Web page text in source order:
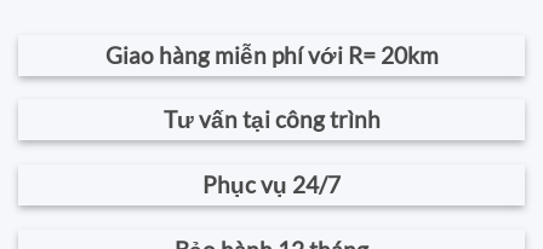
Giao hàng miễn phí với R= 20km
Tư vấn tại công trình
Phục vụ 24/7